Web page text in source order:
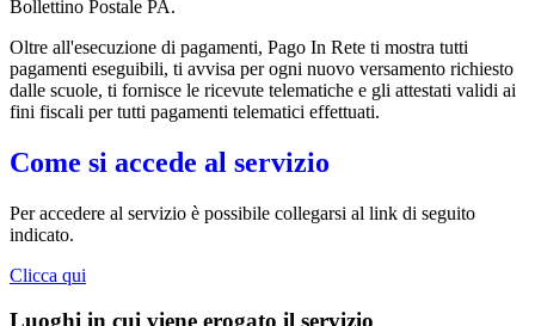
Bollettino Postale PA.
Oltre all'esecuzione di pagamenti, Pago In Rete ti mostra tutti
pagamenti eseguibili, ti avvisa per ogni nuovo versamento richiesto
dalle scuole, ti fornisce le ricevute telematiche e gli attestati validi ai
fini fiscali per tutti pagamenti telematici effettuati.
Come si accede al servizio
Per accedere al servizio è possibile collegarsi al link di seguito
indicato.
Clicca qui